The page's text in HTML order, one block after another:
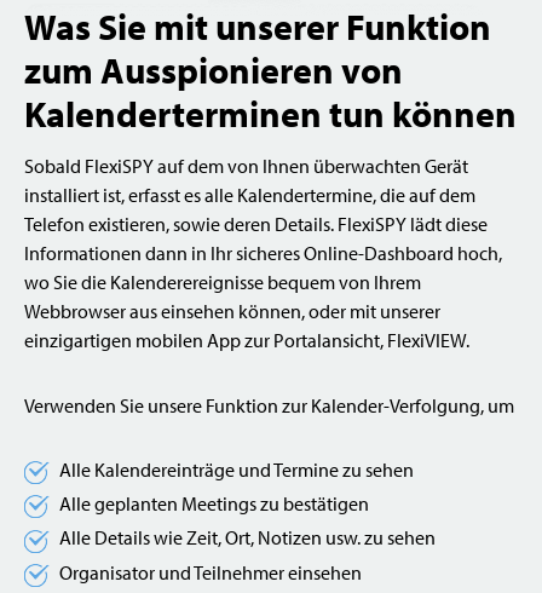
Was Sie mit unserer Funktion
zum Ausspionieren von
Kalenderterminen tun können
Sobald FlexiSPY auf dem von Ihnen überwachten Gerät
installiert ist, erfasst es alle Kalendertermine, die auf dem
Telefon existieren, sowie deren Details. FlexiSPY lädt diese
Informationen dann in Ihr sicheres Online-Dashboard hoch,
wo Sie die Kalenderereignisse bequem von Ihrem
Webbrowser aus einsehen können, oder mit unserer
einzigartigen mobilen App zur Portalansicht, FlexiVIEW.
Verwenden Sie unsere Funktion zur Kalender-Verfolgung, um
Alle Kalendereinträge und Termine zu sehen
Alle geplanten Meetings zu bestätigen
Alle Details wie Zeit, Ort, Notizen usw. zu sehen
Organisator und Teilnehmer einsehen